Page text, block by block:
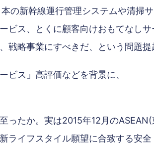
の新幹線運行管理システムや清掃
ビス、とくに顧客向けおもてなし
戦略事業にすべきだ、という問題提
ビス」高評価などを背景に、
ったか。実は2015年12月の
ライフスタイル願望に合致する安